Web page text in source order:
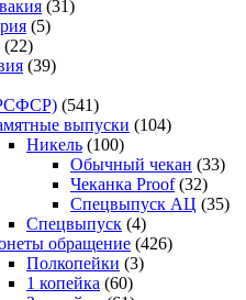
(31)
(5)
(22)
(39)
(541)
выпуски (104)
Никель (100)
Обычный чекан (33)
Чеканка Proof(32)
Спецвыпуск АЦ (35)
Спецвыпуск (4)
обращение (426)
Полкопейки (3)
1 копейка (60)